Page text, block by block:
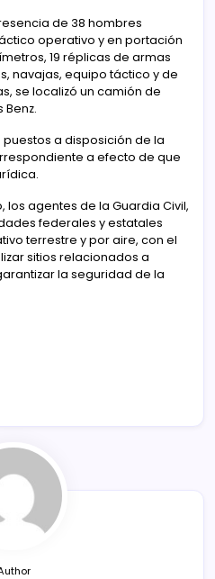
de 38 hombres
operativo y en portación
19 réplicas de armas
navajas, equipo táctico y de
se localizó un camión de
a disposición de la
a efecto de que
los agentes de la Guardia Civil,
federales y estatales
terrestre y por aire, con el
sitios relacionados a
la seguridad de la